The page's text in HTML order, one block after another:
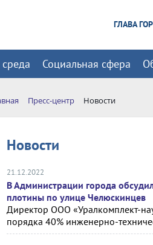
ГЛАВА
Социальная сфера
Пресс-центр Новости
Новости
21.12.2022
В Администрации города
плотины по улице Челюскинцев
Директор ООО «Уралкомплект-
порядка 40% инженерно-